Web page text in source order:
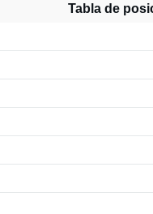
Tabla de